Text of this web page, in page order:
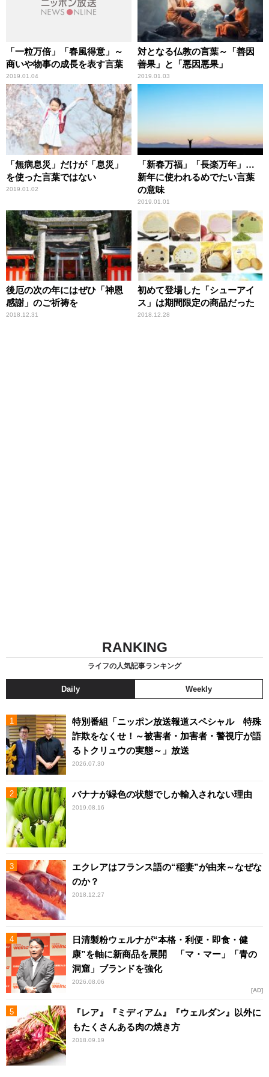
「一粒万倍」「春風得意」～
商いや物事の成長を表す言葉
2019.01.04
対となる仏教の言葉～「善因
善果」と「悪因悪果」
2019.01.03
「無病息災」だけが「息災」
を使った言葉ではない
2019.01.02
「新春万福」「長楽万年」…
新年に使われるめでたい言葉
の意味
2019.01.01
後厄の次の年にはぜひ「神恩
感謝」のご祈祷を
2018.12.31
初めて登場した「シューアイ
ス」は期間限定の商品だった
2018.12.28
RANKING
ライフの人気記事ランキング
Daily Weekly
特別番組「ニッポン放送報道スペシャル 特殊
詐欺をなくせ！～被害者・加害者・警視庁が語
るトクリュウの実態～」放送
2026.07.30
バナナが緑色の状態でしか輸入されない理由
2019.08.16
エクレアはフランス語の“稲妻”が由来～なぜな
のか？
2018.12.27
日清製粉ウェルナが“本格・利便・即食・健
康”を軸に新商品を展開 「マ・マー」「青の
洞窟」ブランドを強化
2026.08.06
AD
『レア』『ミディアム』『ウェルダン』以外に
もたくさんある肉の焼き方
2018.09.19